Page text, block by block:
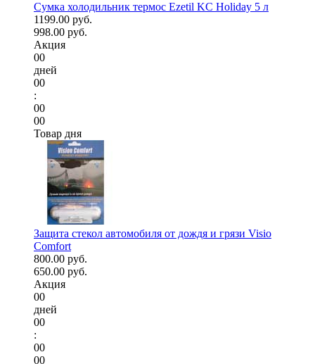
Сумка холодильник термос Ezetil KC Holiday 5 л
1199.00 руб.
998.00 руб.
Акция
00
дней
00
:
00
00
Товар дня
Защита стекол автомобиля от дождя и грязи Visio
Comfort
800.00 руб.
650.00 руб.
Акция
00
дней
00
:
00
00